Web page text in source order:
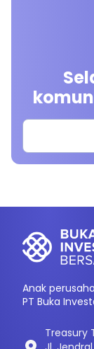
Anak
PT Buka
Treasury